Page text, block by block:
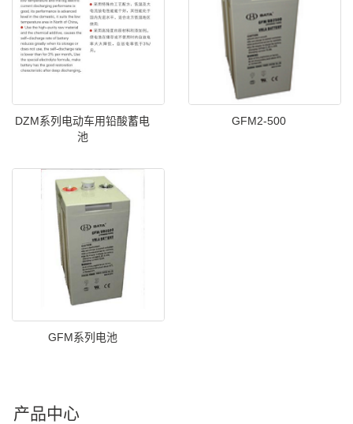
DZM系列电动车用铅酸蓄电
池
GFM2-500
GFM系列电池
产品中心